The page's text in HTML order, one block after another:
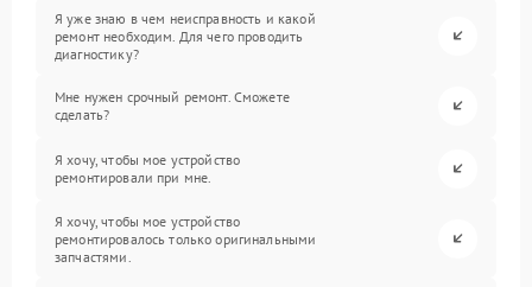
Я уже знаю в чем неисправность и какой
ремонт необходим. Для чего проводить
диагностику?
Мне нужен срочный ремонт. Сможете
сделать?
Я хочу, чтобы мое устройство
ремонтировали при мне.
Я хочу, чтобы мое устройство
ремонтировалось только оригинальными
запчастями.